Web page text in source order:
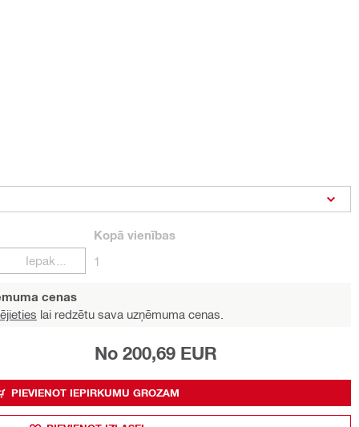
Kopā vienības
1
cenas
lai redzētu sava uzņēmuma cenas.
No 200,69 EUR
PIEVIENOT IEPIRKUMU GROZAM